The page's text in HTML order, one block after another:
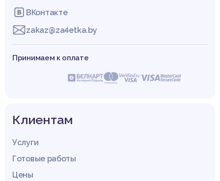
ВКонтакте
zakaz@za4etka.by
Принимаем к оплате
Клиентам
Услуги
Готовые работы
Цены